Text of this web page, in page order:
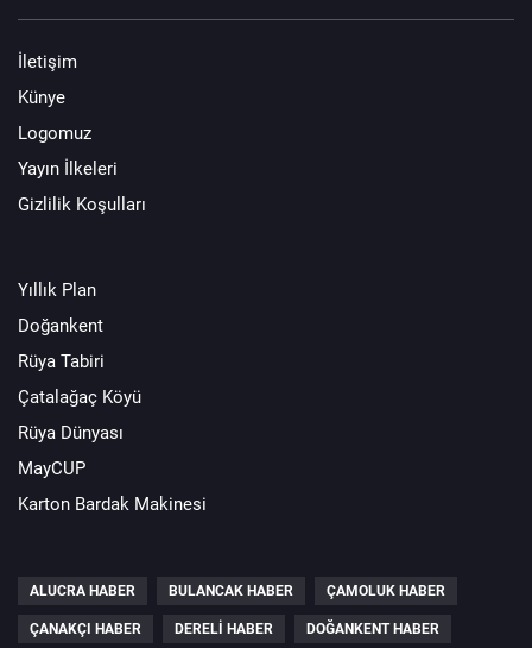
İletişim
Künye
Logomuz
Yayın İlkeleri
Gizlilik Koşulları
Yıllık Plan
Doğankent
Rüya Tabiri
Çatalağaç Köyü
Rüya Dünyası
MayCUP
Karton Bardak Makinesi
ALUCRA HABER BULANCAK HABER ÇAMOLUK HABER
ÇANAKÇI HABER DERELI HABER DOĞANKENT HABER